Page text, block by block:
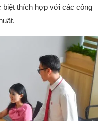
biệt thích hợp với các công